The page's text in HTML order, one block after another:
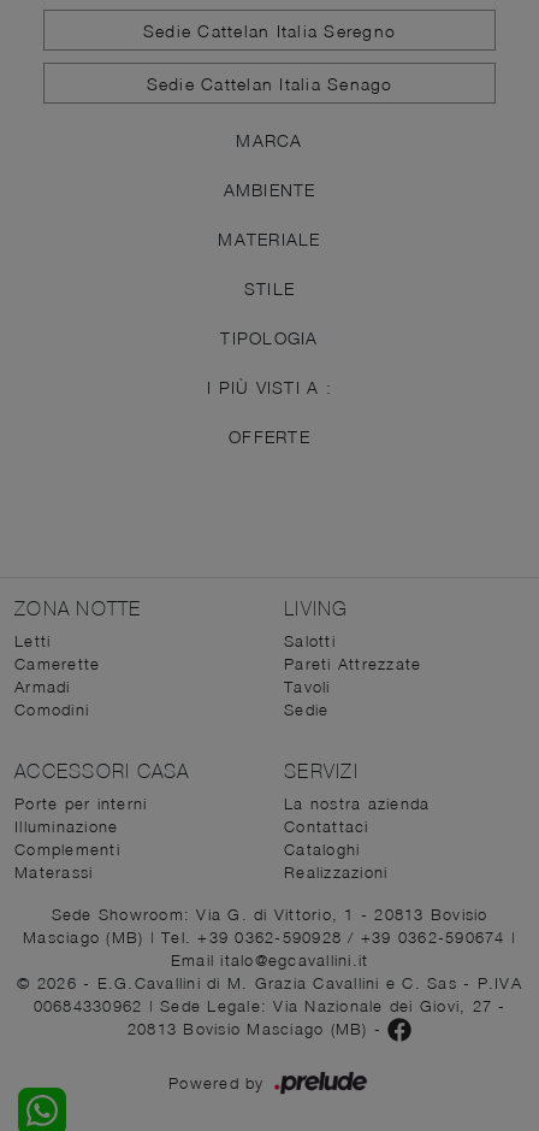
Sedie Cattelan Italia Seregno
Sedie Cattelan Italia Senago
MARCA
AMBIENTE
MATERIALE
STILE
TIPOLOGIA
I PIÙ VISTI A :
OFFERTE
ZONA NOTTE
Letti
Camerette
Armadi
Comodini
LIVING
Salotti
Pareti Attrezzate
Tavoli
Sedie
ACCESSORI CASA
Porte per interni
Illuminazione
Complementi
Materassi
SERVIZI
La nostra azienda
Contattaci
Cataloghi
Realizzazioni
Sede Showroom: Via G. di Vittorio, 1 - 20813 Bovisio
Masciago (MB) | Tel. +39 0362-590928/ +39 0362-590674 |
Email italo@egcavallini.it
© 2026 - E.G.Cavallini di M. Grazia Cavallini e C. Sas - P.IVA
00684330962 | Sede Legale: Via Nazionale dei Giovi, 27 -
20813 Bovisio Masciago (MB) -
Powered by